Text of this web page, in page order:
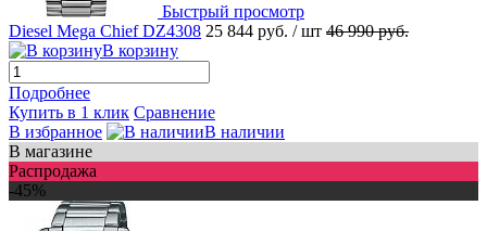
Быстрый просмотр
Diesel Mega Chief DZ4308 25 844 руб. / шт 46 990 руб.
В корзину
Подробнее
Купить в 1 клик Сравнение
В избранное
В наличии
В магазине
Распродажа
-45%